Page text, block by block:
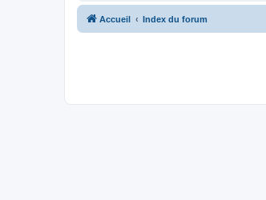
Accueil Index du forum